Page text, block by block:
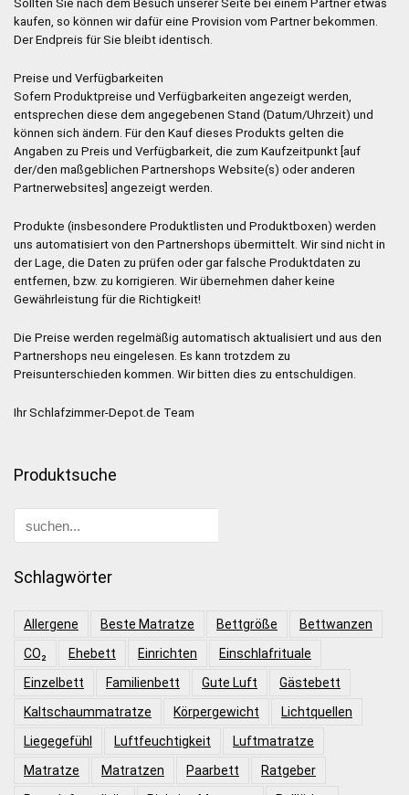
Sollten Sie nach dem Besuch unserer Seite bei einem Partner etwas
kaufen, so können wir dafür eine Provision vom Partner bekommen.
Der Endpreis für Sie bleibt identisch.
Preise und Verfügbarkeiten
Sofern Produktpreise und Verfügbarkeiten angezeigt werden,
entsprechen diese dem angegebenen Stand (Datum/Uhrzeit) und
können sich ändern. Für den Kauf dieses Produkts gelten die
Angaben zu Preis und Verfügbarkeit, die zum Kaufzeitpunkt [auf
der/den maßgeblichen Partnershops Website(s) oder anderen
Partnerwebsites] angezeigt werden.
Produkte (insbesondere Produktlisten und Produktboxen) werden
uns automatisiert von den Partnershops übermittelt. Wir sind nicht in
der Lage, die Daten zu prüfen oder gar falsche Produktdaten zu
entfernen, bzw. zu korrigieren. Wir übernehmen daher keine
Gewährleistung für die Richtigkeit!
Die Preise werden regelmäßig automatisch aktualisiert und aus den
Partnershops neu eingelesen. Es kann trotzdem zu
Preisunterschieden kommen. Wir bitten dies zu entschuldigen.
Ihr Schlafzimmer-Depot.de Team
Produktsuche
Schlagwörter
Allergene Beste Matratze Bettgröße
Bettwanzen
CO₂
Ehebett Einrichten
Einschlafrituale
Einzelbett
Familienbett Gute Luft
Gästebett
Kaltschaummatratze
Körpergewicht
Lichtquellen
Liegegefühl
Luftfeuchtigkeit
Luftmatratze
Matratze
Matratzen Paarbett
Ratgeber